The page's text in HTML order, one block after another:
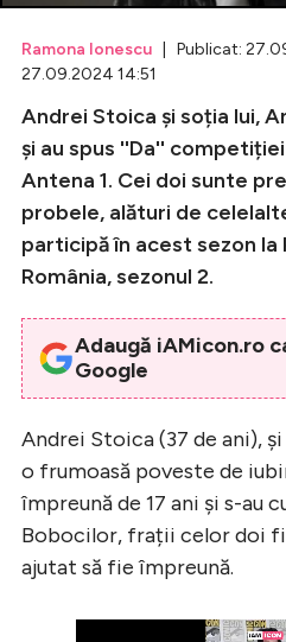
Intră în cont
Ramona Ionescu | Publicat:
27.09.2024 14:51
Andrei Stoica și soția lui,
și au spus ''Da''
Antena 1. Cei doi sunte
probele, alături de
participă în acest sezon la
România, sezonul 2.
Adaugă iAMicon.ro
Google
Andrei Stoica (37 de ani),
o frumoasă poveste de
împreună de 17 ani și s-au
Bobocilor, frații celor doi
ajutat să fie împreună.